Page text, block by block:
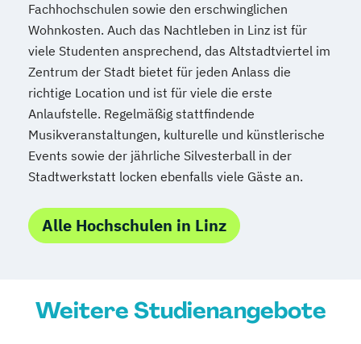
Medienmanagement
Medizinische Informatik Medizintechnik
Modemanagement
Nachhaltiges Management New Work
Online Marketing
Online Marketing (DE/EN)
Personalentwicklung
Personalmanagement
Pflegepädagogik
Projektmanagement (DE/EN)
Fachhochschulen sowie den erschwinglichen
Wohnkosten. Auch das Nachtleben in Linz ist für
viele Studenten ansprechend, das Altstadtviertel im
Zentrum der Stadt bietet für jeden Anlass die
richtige Location und ist für viele die erste
Anlaufstelle. Regelmäßig stattfindende
Musikveranstaltungen, kulturelle und künstlerische
Events sowie der jährliche Silvesterball in der
Stadtwerkstatt locken ebenfalls viele Gäste an.
Alle Hochschulen in Linz
Weitere Studienangebote